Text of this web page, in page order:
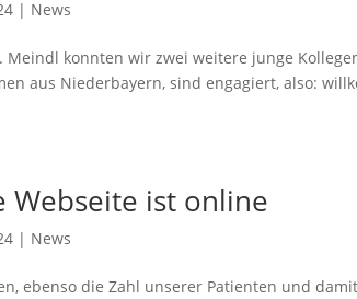
| News
Meindl konnten wir zwei weitere junge
aus Niederbayern, sind engagiert, also:
Webseite ist online
| News
ebenso die Zahl unserer Patienten und